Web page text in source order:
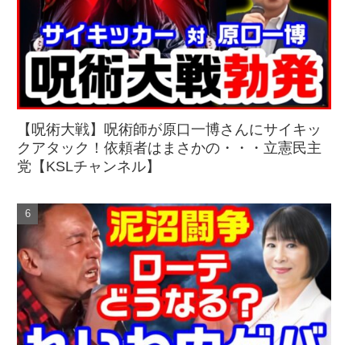
【呪術大戦】呪術師が原口一博さんにサイキッ
クアタック！依頼者はまさかの・・・立憲民主
党【KSLチャンネル】